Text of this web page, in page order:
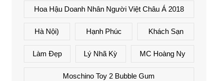
Hoa Hậu Doanh Nhân Người Việt Châu Á 2018
Hà Nội) Hạnh Phúc Khách Sạn
Làm Đẹp Lý Nhã Kỳ MC Hoàng Ny
Moschino Toy 2 Bubble Gum